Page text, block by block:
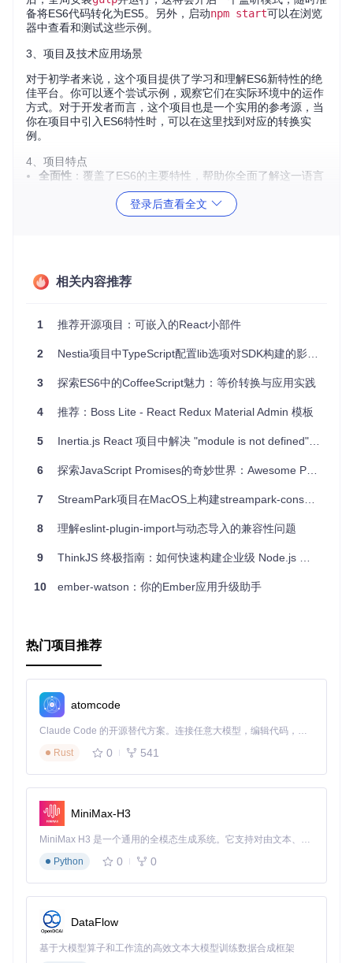
备将ES6代码转化为ES5。另外，启动npm start可以在浏览
器中查看和测试这些示例。
3、项目及技术应用场景
对于初学者来说，这个项目提供了学习和理解ES6新特性的绝
佳平台。你可以逐个尝试示例，观察它们在实际环境中的运作
方式。对于开发者而言，这个项目也是一个实用的参考源，当
你在项目中引入ES6特性时，可以在这里找到对应的转换实
例。
4、项目特点
全面性 ：覆盖了ES6的主要特性，帮助你全面了解这一语言
：借助Gulp和Babel，代码变更立即被编译，方便
手。
无论你是初学者还是经验丰富的开发者，都能从中受益。现在
登录后查看全文
相关内容推荐
1 推荐开源项目：可嵌入的React小部件
2 Nestia项目中TypeScript配置lib选项对SDK构建的影响分析
3 探索ES6中的CoffeeScript魅力：等价转换与应用实践
4 推荐：Boss Lite - React Redux Material Admin 模板
5 Inertia.js React 项目中解决 "module is not defined" 错误的正确配置方法
6 探索JavaScript Promises的奇妙世界：Awesome Promises项目推荐
7 StreamPark项目在MacOS上构建streampark-console-webapp模块的常见问题解析
8 理解eslint-plugin-import与动态导入的兼容性问题
9 ThinkJS 终极指南：如何快速构建企业级 Node.js 应用 🚀
10 ember-watson：你的Ember应用升级助手
热门项目推荐
atomcode
Claude Code 的开源替代方案。连接任意大模型，编辑代码，运行命令，自动验证 — 全自动执行。用 Rust 构建，极致性能。 ｜ An open-source alternative to Claude Code. Connect any LLM, edit code, run commands, and verify changes — autonomously. Built in Rust for speed. Get Started
Rust
0 541
MiniMax-H3
MiniMax H3 是一个通用的全模态生成系统。它支持对由文本、图像、视频和音频组成的多模态上下文进行统一理解，并能生成分辨率高达 2K、时长可达 15 秒的带原生立体声音频的视频。得益于面向任务泛化的系统设计，H3 在预训练阶段就已具备广泛的多模态上下文理解与生成能力，能够出色地执行复杂的多模态指令。
Python
0 0
DataFlow
基于大模型算子和工作流的高效文本大模型训练数据合成框架